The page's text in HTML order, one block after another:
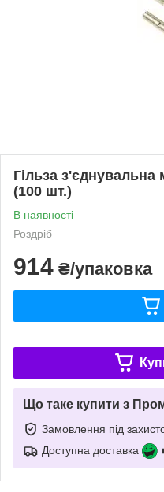
Гільза з'єднувальна
(100 шт.)
В наявності
Роздріб
914 ₴/упаковка
Що таке купити з
Замовлення під
Доступна доставка